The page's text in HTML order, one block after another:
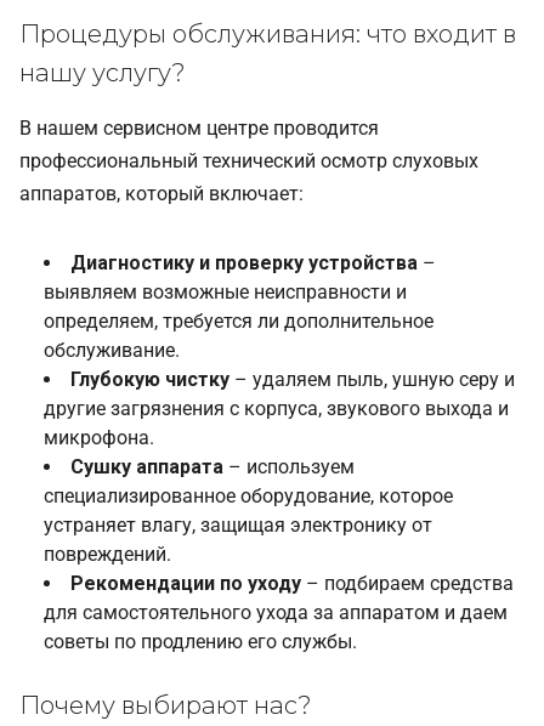
Процедуры обслуживания: что входит в
нашу услугу?
В нашем сервисном центре проводится
профессиональный технический осмотр слуховых
аппаратов, который включает:
Диагностику и проверку устройства –
выявляем возможные неисправности и
определяем, требуется ли дополнительное
обслуживание.
Глубокую чистку – удаляем пыль, ушную серу и
другие загрязнения с корпуса, звукового выхода и
микрофона.
Сушку аппарата – используем
специализированное оборудование, которое
устраняет влагу, защищая электронику от
повреждений.
Рекомендации по уходу – подбираем средства
для самостоятельного ухода за аппаратом и даем
советы по продлению его службы.
Почему выбирают нас?